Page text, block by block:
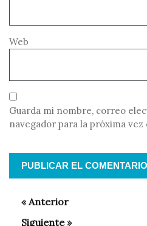
Web
Guarda mi nombre, correo
navegador para la próxima vez